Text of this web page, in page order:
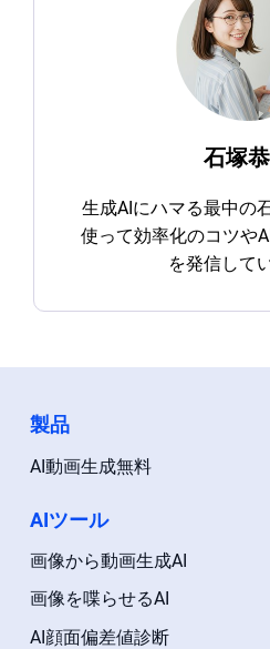
石塚
生成AIにハマる最中の
使って効率化のコツや
を発信して
製品
AI動画生成無料
AIツール
画像から動画生成AI
画像を喋らせるAI
AI顔面偏差値診断